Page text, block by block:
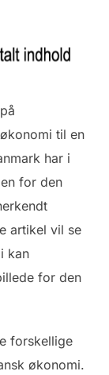
til en
har i
for den
artikel vil se
kan
for den
forskellige
økonomi.